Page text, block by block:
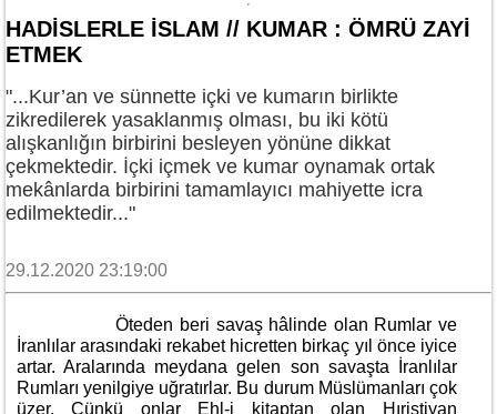
HADİSLERLE İSLAM // KUMAR : ÖMRÜ ZAYİ
ETMEK
"...Kur’an ve sünnette içki ve kumarın birlikte
zikredilerek yasaklanmış olması, bu iki kötü
alışkanlığın birbirini besleyen yönüne dikkat
çekmektedir. İçki içmek ve kumar oynamak ortak
mekânlarda birbirini tamamlayıcı mahiyette icra
edilmektedir..."
29.12.2020 23:19:00
Öteden beri savaş hâlinde olan Rumlar ve
İranlılar arasındaki rekabet hicretten birkaç yıl önce iyice
artar. Aralarında meydana gelen son savaşta İranlılar
Rumları yenilgiye uğratırlar. Bu durum Müslümanları çok
üzer. Çünkü onlar Ehl-i kitaptan olan Hıristiyan